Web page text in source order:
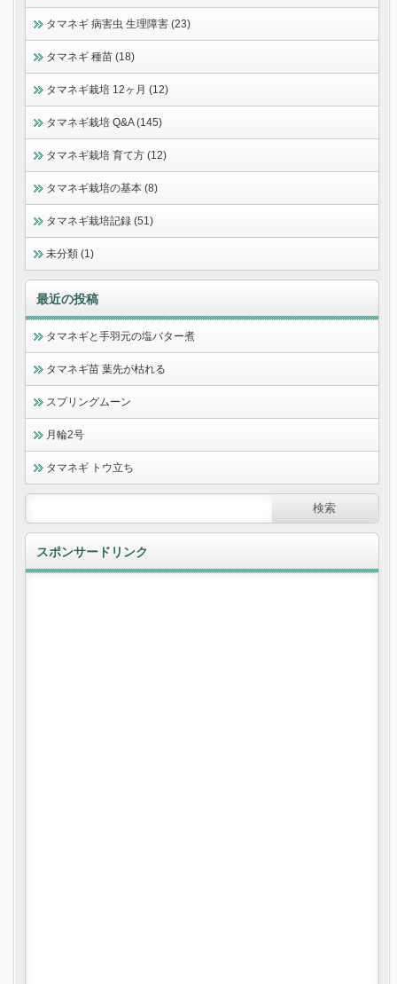
タマネギ 病害虫 生理障害 (23)
タマネギ 種苗 (18)
タマネギ栽培 12ヶ月 (12)
タマネギ栽培 Q&A (145)
タマネギ栽培 育て方 (12)
タマネギ栽培の基本 (8)
タマネギ栽培記録 (51)
未分類 (1)
最近の投稿
タマネギと手羽元の塩バター煮
タマネギ苗 葉先が枯れる
スプリングムーン
月輪2号
タマネギ トウ立ち
スポンサードリンク